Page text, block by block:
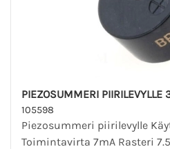
PIEZOSUMMERI PIIRILEVYLLE
105598
Piezosummeri piirilevylle
Toimintavirta 7mA Rasteri